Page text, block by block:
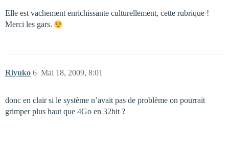
Elle est vachement enrichissante culturellement, cette rubrique !
Merci les gars.
Riyuko Mai 18, 2009, 8:01
6
donc en clair si le système n’avait pas de problème on pourrait
grimper plus haut que 4Go en 32bit ?